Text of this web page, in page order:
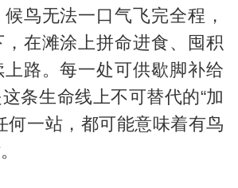
鸟无法一口气飞完全程，
在滩涂上拼命进食、囤积
上路。每一处可供歇脚补给
条生命线上不可替代的“加
何一站，都可能意味着有鸟